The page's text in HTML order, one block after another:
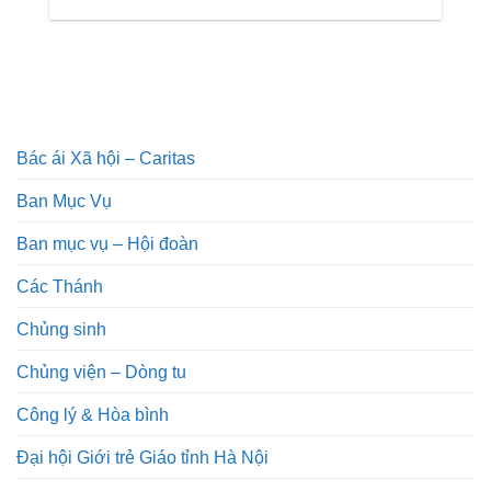
Bác ái Xã hội – Caritas
Ban Mục Vụ
Ban mục vụ – Hội đoàn
Các Thánh
Chủng sinh
Chủng viện – Dòng tu
Công lý & Hòa bình
Đại hội Giới trẻ Giáo tỉnh Hà Nội